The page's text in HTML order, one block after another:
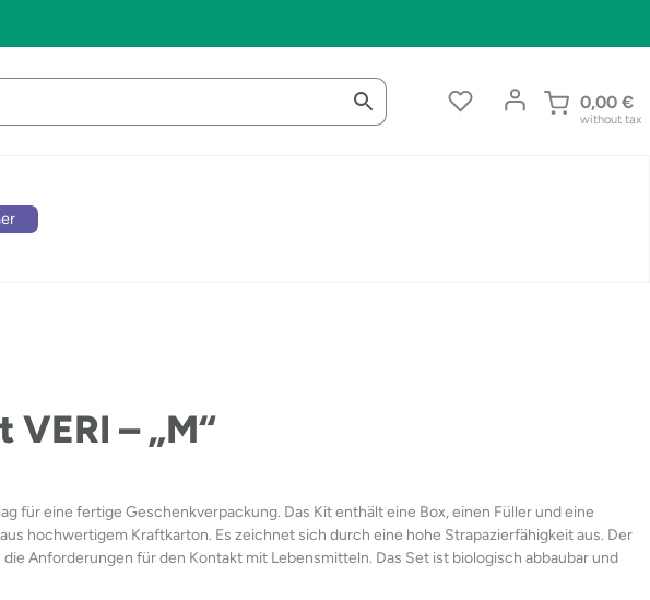
0,00 €
without tax
– „M“
für eine fertige Geschenkverpackung. Das Kit enthält eine Box, einen Füller und eine
hochwertigem Kraftkarton. Es zeichnet sich durch eine hohe Strapazierfähigkeit aus. Der
Anforderungen für den Kontakt mit Lebensmitteln. Das Set ist biologisch abbaubar und